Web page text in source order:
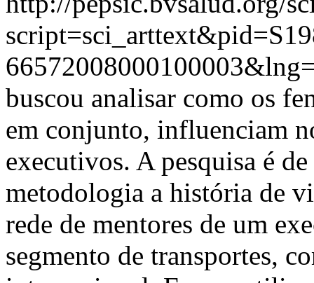
buscou analisar como os
em conjunto, influenciam
executivos. A pesquisa é
metodologia a história de
rede de mentores de um
segmento de transportes,